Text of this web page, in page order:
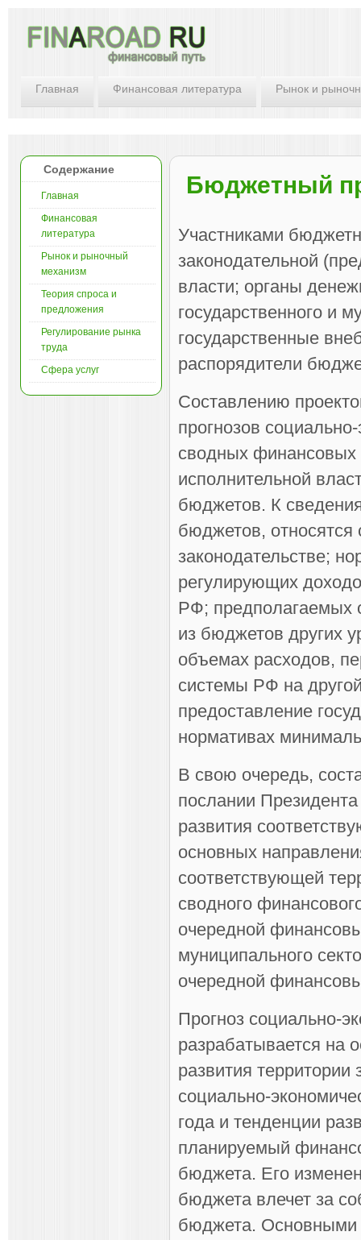
Главная Финансовая литература Рынок и
Бюджетный
Участниками
законодательной
власти; органы
государственного и
государственные
распорядители
Составлению
прогнозов
сводных финансовых
исполнительной
бюджетов. К
бюджетов,
законодательстве;
регулирующих
РФ; предполагаемых
из бюджетов других
объемах расходов,
системы РФ на
предоставление
нормативах
В свою очередь,
послании
развития
основных
соответствующей
сводного
очередной
муниципального
очередной
Прогноз социально-
разрабатывается на
развития территории
социально-
года и тенденции
планируемый
бюджета. Его
бюджета влечет за
бюджета. Основными
Содержание
Главная
Финансовая
литература
Рынок и рыночный
механизм
Теория спроса и
предложения
Регулирование рынка
труда
Сфера услуг